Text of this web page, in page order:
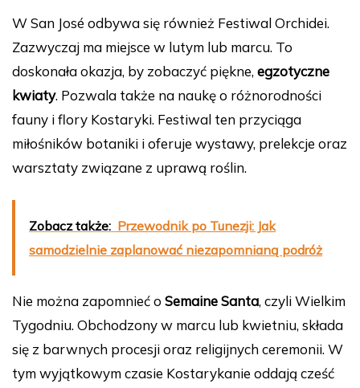
W San José odbywa się również Festiwal Orchidei.
Zazwyczaj ma miejsce w lutym lub marcu. To
doskonała okazja, by zobaczyć piękne, egzotyczne
kwiaty. Pozwala także na naukę o różnorodności
fauny i flory Kostaryki. Festiwal ten przyciąga
miłośników botaniki i oferuje wystawy, prelekcje oraz
warsztaty związane z uprawą roślin.
Zobacz także: Przewodnik po Tunezji: Jak
samodzielnie zaplanować niezapomnianą podróż
Nie można zapomnieć o Semaine Santa, czyli Wielkim
Tygodniu. Obchodzony w marcu lub kwietniu, składa
się z barwnych procesji oraz religijnych ceremonii. W
tym wyjątkowym czasie Kostarykanie oddają cześć